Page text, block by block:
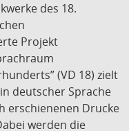
des 18.
Projekt
(VD 18) zielt
deutscher Sprache
erschienenen Drucke
werden die